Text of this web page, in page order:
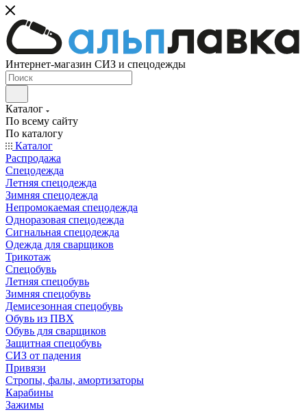
Интернет-магазин СИЗ и спецодежды
Каталог
По всему сайту
По каталогу
Каталог
Распродажа
Спецодежда
Летняя спецодежда
Зимняя спецодежда
Непромокаемая спецодежда
Одноразовая спецодежда
Сигнальная спецодежда
Одежда для сварщиков
Трикотаж
Спецобувь
Летняя спецобувь
Зимняя спецобувь
Демисезонная спецобувь
Обувь из ПВХ
Обувь для сварщиков
Защитная спецобувь
СИЗ от падения
Привязи
Стропы, фалы, амортизаторы
Карабины
Зажимы